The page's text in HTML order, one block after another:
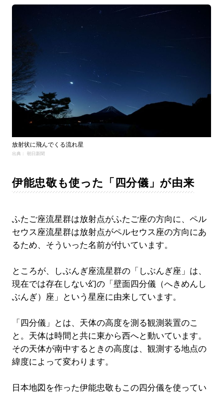
放射状に飛んでくる流れ星
出典： 朝日新聞
伊能忠敬も使った「四分儀」が由来
ふたご座流星群は放射点がふたご座の方向に、ペル
セウス座流星群は放射点がペルセウス座の方向にあ
るため、そういった名前が付いています。
ところが、しぶんぎ座流星群の「しぶんぎ座」は、
現在では存在しない幻の「壁面四分儀（へきめんし
ぶんぎ）座」という星座に由来しています。
「四分儀」とは、天体の高度を測る観測装置のこ
と。天体は時間と共に東から西へと動いています。
その天体が南中するときの高度は、観測する地点の
緯度によって変わります。
日本地図を作った伊能忠敬もこの四分儀を使ってい